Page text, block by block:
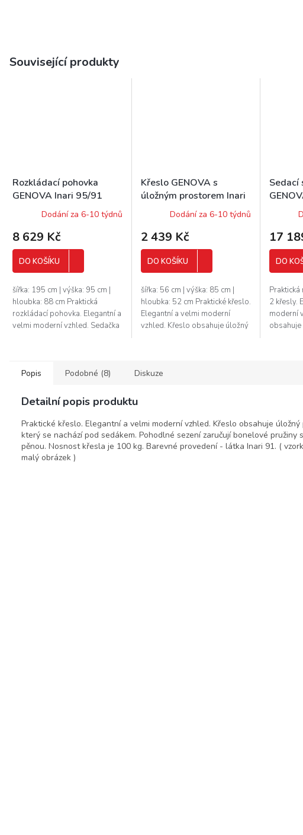
Související produkty
Rozkládací pohovka
GENOVA Inari 95/91
Dodání za 6-10 týdnů
8 629 Kč
DO KOŠÍKU
šířka: 195 cm | výška: 95 cm |
hloubka: 88 cm Praktická
rozkládací pohovka. Elegantní a
velmi moderní vzhled. Sedačka
Křeslo GENOVA s
úložným prostorem Inari
Dodání za 6-10 týdnů
2 439 Kč
DO KOŠÍKU
šířka: 56 cm | výška: 85 cm |
hloubka: 52 cm Praktické křeslo.
Elegantní a velmi moderní
vzhled. Křeslo obsahuje úložný
Sedací
17
DO
2 křesly.
moderní
Popis Podobné (8) Diskuze
Detailní popis produktu
Praktické křeslo. Elegantní a velmi moderní vzhled. Křeslo obsahuje úložný
který se nachází pod sedákem. Pohodlné sezení zaručují bonelové pružiny
pěnou. Nosnost křesla je 100 kg. Barevné provedení - látka Inari 91. (
malý obrázek )